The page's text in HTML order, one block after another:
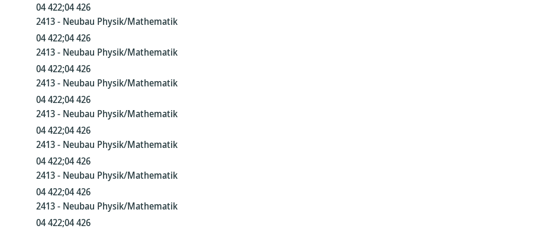
04 422;04 426
2413 - Neubau Physik/Mathematik
04 422;04 426
2413 - Neubau Physik/Mathematik
04 422;04 426
2413 - Neubau Physik/Mathematik
04 422;04 426
2413 - Neubau Physik/Mathematik
04 422;04 426
2413 - Neubau Physik/Mathematik
04 422;04 426
2413 - Neubau Physik/Mathematik
04 422;04 426
2413 - Neubau Physik/Mathematik
04 422;04 426